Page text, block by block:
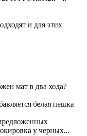
и для этих
мат в два хода?
белая пешка
у черных...